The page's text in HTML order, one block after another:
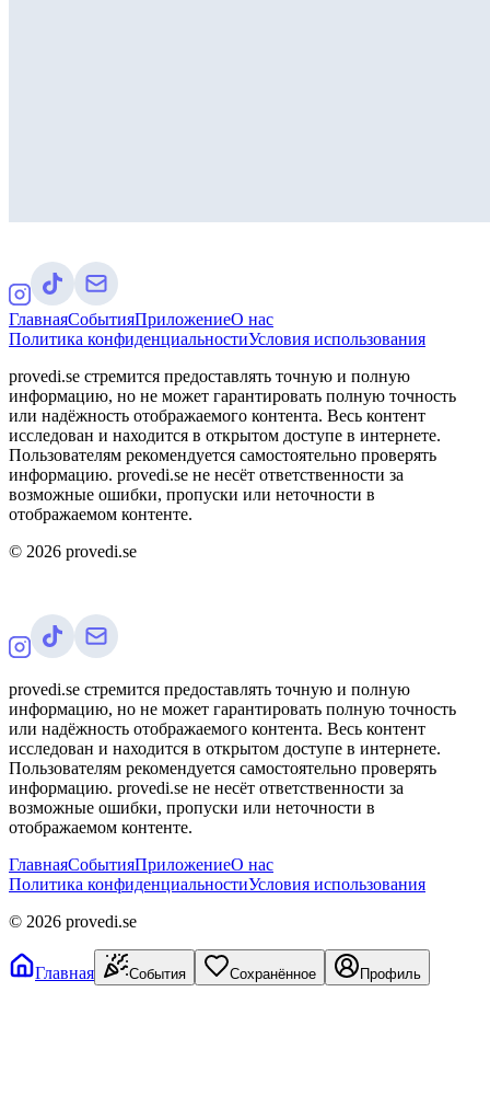
ГлавнаяСобытияПриложениеО нас
Политика конфиденциальностиУсловия использования
provedi.se стремится предоставлять точную и полную
информацию, но не может гарантировать полную точность
или надёжность отображаемого контента. Весь контент
исследован и находится в открытом доступе в интернете.
Пользователям рекомендуется самостоятельно проверять
информацию. provedi.se не несёт ответственности за
возможные ошибки, пропуски или неточности в
отображаемом контенте.
© 2026 provedi.se
provedi.se стремится предоставлять точную и полную
информацию, но не может гарантировать полную точность
или надёжность отображаемого контента. Весь контент
исследован и находится в открытом доступе в интернете.
Пользователям рекомендуется самостоятельно проверять
информацию. provedi.se не несёт ответственности за
возможные ошибки, пропуски или неточности в
отображаемом контенте.
ГлавнаяСобытияПриложениеО нас
Политика конфиденциальностиУсловия использования
© 2026 provedi.se
Главная События Сохранённое Профиль